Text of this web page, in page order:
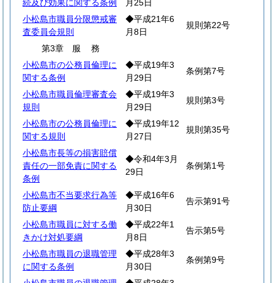
続及び効果に関する条例 月25日
小松島市職員分限懲戒審
査委員会規則
◆平成21年6
月8日
規則第22号
第3章 服務
小松島市の公務員倫理に
関する条例
◆平成19年3
月29日
条例第7号
小松島市職員倫理審査会
規則
◆平成19年3
月29日
規則第3号
小松島市の公務員倫理に
関する規則
◆平成19年12
月27日
規則第35号
小松島市長等の損害賠償
責任の一部免責に関する
条例
◆令和4年3月
29日
条例第1号
小松島市不当要求行為等
防止要綱
◆平成16年6
月30日
告示第91号
小松島市職員に対する働
きかけ対処要綱
◆平成22年1
月8日
告示第5号
小松島市職員の退職管理
に関する条例
◆平成28年3
月30日
条例第9号